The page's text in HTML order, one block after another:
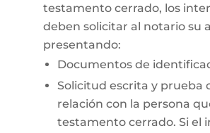
testamento cerrado, los
deben solicitar al notario su
presentando:
Documentos de
Solicitud escrita y prueba
relación con la persona
testamento cerrado. Si el